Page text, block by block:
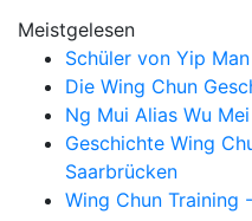
Meistgelesen
Schüler von Yip Man
Die Wing Chun
Ng Mui Alias Wu Mei
Geschichte Wing
Saarbrücken
Wing Chun Training